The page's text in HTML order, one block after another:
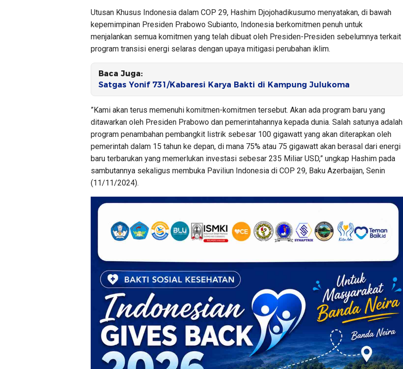
Utusan Khusus Indonesia dalam COP 29, Hashim Djojohadikusumo menyatakan, di bawah
kepemimpinan Presiden Prabowo Subianto, Indonesia berkomitmen penuh untuk
menjalankan semua komitmen yang telah dibuat oleh Presiden-Presiden sebelumnya terkait
program transisi energi selaras dengan upaya mitigasi perubahan iklim.
Baca Juga:
Satgas Yonif 731/Kabaresi Karya Bakti di Kampung Julukoma
”Kami akan terus memenuhi komitmen-komitmen tersebut. Akan ada program baru yang
ditawarkan oleh Presiden Prabowo dan pemerintahannya kepada dunia. Salah satunya adalah
program penambahan pembangkit listrik sebesar 100 gigawatt yang akan diterapkan oleh
pemerintah dalam 15 tahun ke depan, di mana 75% atau 75 gigawatt akan berasal dari energi
baru terbarukan yang memerlukan investasi sebesar 235 Miliar USD,” ungkap Hashim pada
sambutannya sekaligus membuka Paviliun Indonesia di COP 29, Baku Azerbaijan, Senin
(11/11/2024).